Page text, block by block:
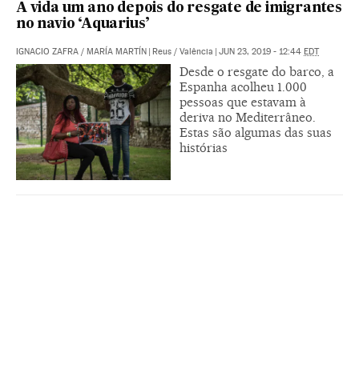
A vida um ano depois do resgate de imigrantes
no navio ‘Aquarius’
IGNACIO ZAFRA / MARÍA MARTÍN | Reus / Valência | JUN 23, 2019 - 12:44 EDT
Desde o resgate do barco, a
Espanha acolheu 1.000
pessoas que estavam à
deriva no Mediterrâneo.
Estas são algumas das suas
histórias